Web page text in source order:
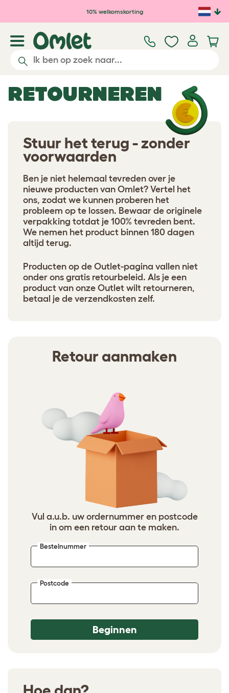
Ga naar de hoofdinhoud
10% welkomskorting
RETOURNEREN
Stuur het terug - zonder
voorwaarden
Ben je niet helemaal tevreden over je
nieuwe producten van Omlet? Vertel het
ons, zodat we kunnen proberen het
probleem op te lossen. Bewaar de originele
verpakking totdat je 100% tevreden bent.
We nemen het product binnen 180 dagen
altijd terug.
Producten op de Outlet-pagina vallen niet
onder ons gratis retourbeleid. Als je een
product van onze Outlet wilt retourneren,
betaal je de verzendkosten zelf.
Retour aanmaken
Vul a.u.b. uw ordernummer en postcode
in om een retour aan te maken.
Bestelnummer
Postcode
Beginnen